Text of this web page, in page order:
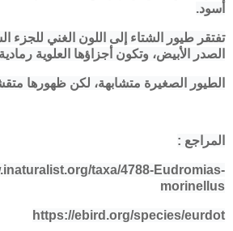
أسود.
تفتقر طيور الشتاء إلى اللون الغني للجزء
الصدر الأبيض، وتكون أجزاؤها العلوية
الطيور الصغيرة متشابهة، لكن ظهورها
المراجع :
taxa/4788-Eudromias-
morinellus
https://ebird.org/species/eurdot